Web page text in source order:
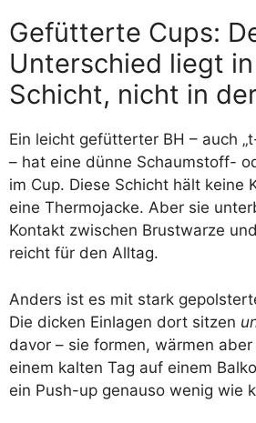
Gefütterte Cups:
Unterschied liegt
Schicht, nicht in
Ein leicht gefütterter BH – auch
– hat eine dünne Schaumstoff-
im Cup. Diese Schicht hält keine
eine Thermojacke. Aber sie
Kontakt zwischen Brustwarze
reicht für den Alltag.
Anders ist es mit stark
Die dicken Einlagen dort sitzen
davor – sie formen, wärmen
einem kalten Tag auf einem
ein Push-up genauso wenig wie